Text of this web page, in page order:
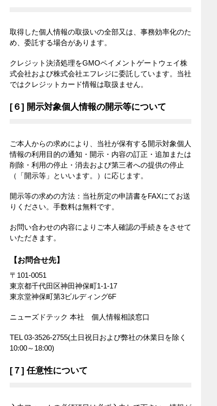
取得した個人情報の取扱いの全部又は、事務効率化のた
め、委託する場合があります。
クレジット決済処理をGMOペイメントゲートウェイ株
式会社および株式会社エフレジに委託しています。当社
ではクレジットカード情報は取扱ません。
[６] 開示対象個人情報の開示等について
ご本人からの求めにより、当社が保有する開示対象個人
情報の利用目的の通知・開示・内容の訂正・追加または
削除・利用の停止・消去および第三者への提供の停止
（「開示等」といいます。）に応じます。
開示等の求めの方法：当社所定の申請書をFAXにてお送
りください。手数料は無料です。
お問い合わせの内容によりご本人確認の手続きをさせて
いただきます。
【お問合せ先】
〒101-0051
東京都千代田区神田神保町1-1-17
東京堂神保町第3ビルディング6F
ニューズドテック 本社 個人情報相談窓口
TEL 03-3526-2755(土日祝日および弊社の休業日を除く
10:00～18:00)
[７] 任意性について